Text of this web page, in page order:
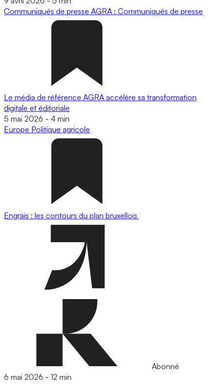
Communiqués de presse AGRA : Communiqués de presse
Le média de référence AGRA accélère sa transformation
digitale et éditoriale
5 mai 2026 - 4 min
Europe Politique agricole
Engrais : les contours du plan bruxellois
Abonné
6 mai 2026 - 12 min